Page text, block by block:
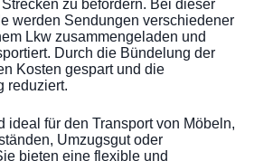
zu befördern. Bei dieser
werden Sendungen verschiedener
Lkw zusammengeladen und
Durch die Bündelung der
Kosten gespart und die
reduziert.
ideal für den Transport von Möbeln,
Umzugsgut oder
bieten eine flexible und